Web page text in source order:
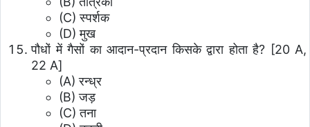
(C) स्पर्शक
(D) मुख
पौधों में गैसों का आदान-प्रदान किसके द्वारा होता है? [20 A,
22 A]
(A) रन्ध्र
(B) जड़
(C) तना